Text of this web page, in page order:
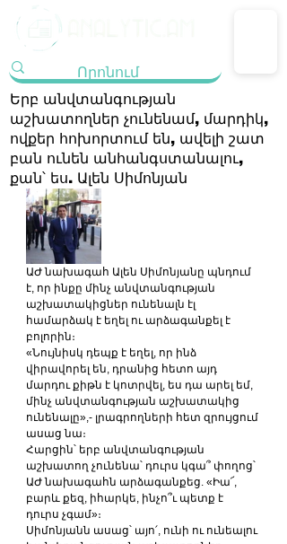
Երբ անվտանգության
աշխատողներ չունենամ, մարդիկ,
ովքեր հոխորտում են, ավելի շատ
բան ունեն անհանգստանալու,
քան՝ ես. Ալեն Սիմոնյան
ԱԺ նախագահ Ալեն Սիմոնյանը պնդում
է, որ ինքը մինչ անվտանգության
աշխատակիցներ ունենալն էլ
համարձակ է եղել ու արձագանքել է
բոլորին։
«Նույնիսկ դեպք է եղել, որ ինձ
վիրավորել են, դրանից հետո այդ
մարդու քիթն է կոտրվել, ես դա արել եմ,
մինչ անվտանգության աշխատակից
ունենալը»,- լրագրողների հետ զրույցում
ասաց նա։
Հարցին՝ երբ անվտանգության
աշխատող չունենա՝ դուրս կգա՞ փողոց՝
ԱԺ նախագահն արձագանքեց. «Իա՜,
բարև քեզ, իհարկե, ինչո՞ւ պետք է
դուրս չգամ»։
Սիմոնյանն ասաց՝ այո՛, ունի ու ունեալու